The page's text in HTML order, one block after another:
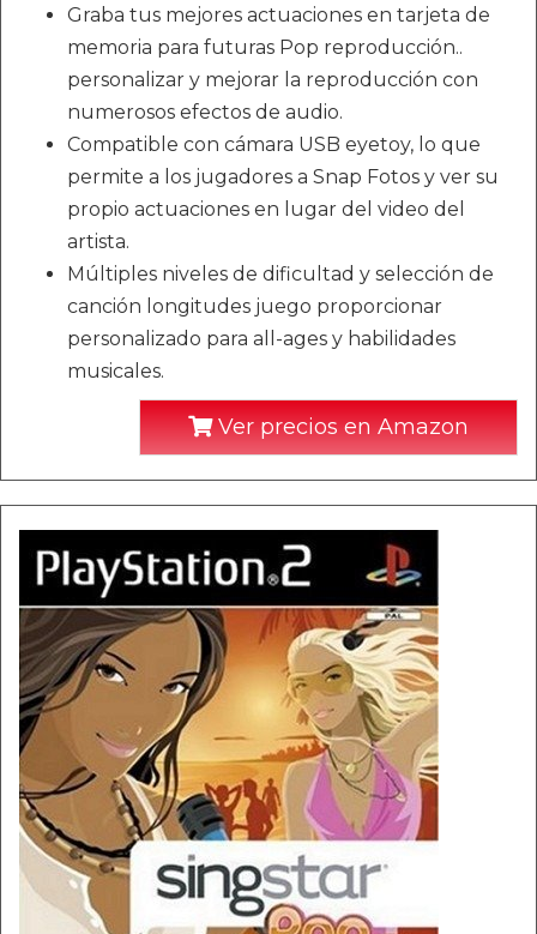
Graba tus mejores actuaciones en tarjeta de
memoria para futuras Pop reproducción..
personalizar y mejorar la reproducción con
numerosos efectos de audio.
Compatible con cámara USB eyetoy, lo que
permite a los jugadores a Snap Fotos y ver su
propio actuaciones en lugar del video del
artista.
Múltiples niveles de dificultad y selección de
canción longitudes juego proporcionar
personalizado para all-ages y habilidades
musicales.
Ver precios en Amazon